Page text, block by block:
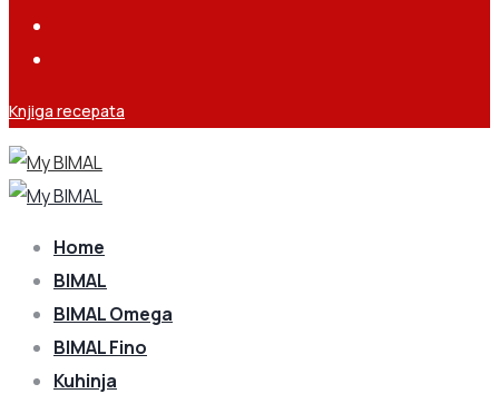
Knjiga recepata
Home
BIMAL
BIMAL Omega
BIMAL Fino
Kuhinja